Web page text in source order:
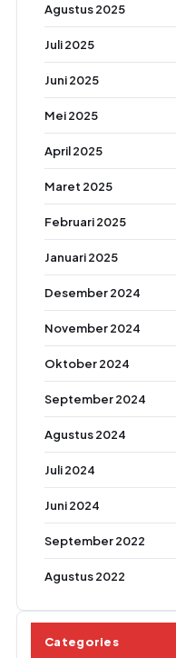
Agustus 2025
Juli 2025
Juni 2025
Mei 2025
April 2025
Maret 2025
Februari 2025
Januari 2025
Desember 2024
November 2024
Oktober 2024
September 2024
Agustus 2024
Juli 2024
Juni 2024
September 2022
Agustus 2022
Categories